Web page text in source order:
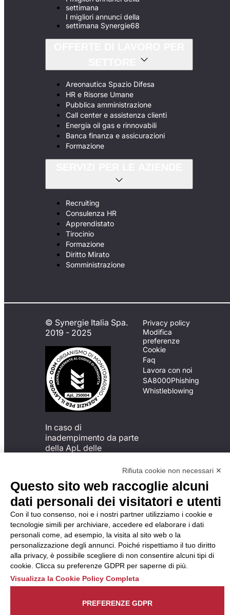
settimana
I migliori annunci della
settimana Synergie68
Areonautica Spazio Difesa
HR e Risorse Umane
Pubblica amministrazione
Call center e assistenza clienti
Energia oil gas e rinnovabili
Banca finanza e assicurazioni
Formazione
Recruiting
Consulenza HR
Apprendistato
Tirocinio
Formazione
Diritto Mirato
Somministrazione
© Synergie Italia Spa.
2019 - 2025
In caso di
inadempimento da parte
della ApL delle
del Codice di Condotta, è
possibile presentare un
reclamo
all’Organismo di
Monitoraggio utilizzando
una delle modalità
descritte al seguente
indirizzo web
https://odm-
agenzielavoro.it/reclami/ .
Privacy policy
Modifica
preferenze
Cookie
Faq
Lavora con noi
SA8000Phishing
Whistleblowing
Rifiuta cookie non necessari ✕
Questo sito web raccoglie alcuni
dati personali dei visitatori e utenti
Con il tuo consenso, noi e i nostri partner utilizziamo i cookie e
tecnologie simili per archiviare, accedere ed elaborare i dati
personali come, ad esempio, la visita al sito web o la
personalizzazione degli annunci. Poiché rispettiamo il tuo diritto
alla privacy, è possibile scegliere di non consentire alcuni tipi di
cookie. Clicca su preferenze GDPR per saperne di più.
Visualizza la Cookie Policy Completa
PREFERENZE GDPR